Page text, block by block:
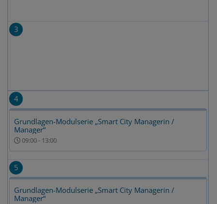
3
4
Grundlagen-Modulserie „Smart City Managerin /
Manager“
09:00- 13:00
5
Grundlagen-Modulserie „Smart City Managerin /
Manager“